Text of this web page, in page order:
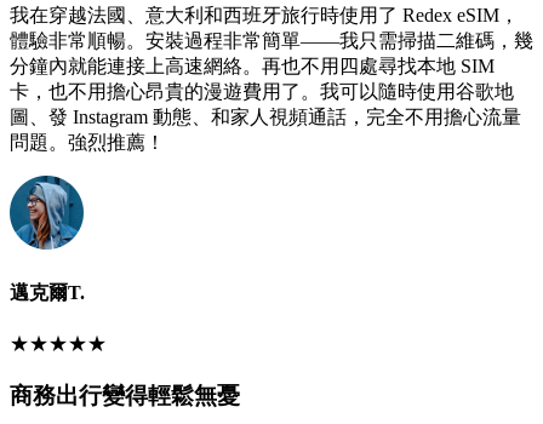
我在穿越法國、意大利和西班牙旅行時使用了 Redex eSIM，
體驗非常順暢。安裝過程非常簡單——我只需掃描二維碼，幾
分鐘內就能連接上高速網絡。再也不用四處尋找本地 SIM
卡，也不用擔心昂貴的漫遊費用了。我可以隨時使用谷歌地
圖、發 Instagram 動態、和家人視頻通話，完全不用擔心流量
問題。強烈推薦！
邁克爾T.
★★★★★
商務出行變得輕鬆無憂